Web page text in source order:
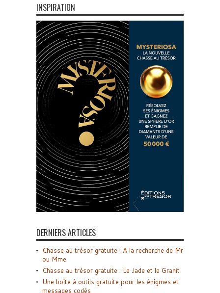
INSPIRATION
DERNIERS ARTICLES
Chasse au trésor gratuite : A la recherche de Mr
ou Mme
Chasse au trésor gratuite : Le Jade et le Granit
Une boîte à outils gratuite pour les énigmes et
messages codés